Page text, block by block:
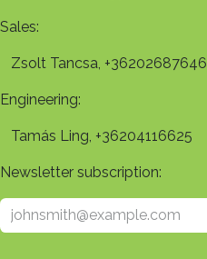
Sales:
Zsolt Tancsa, +36202687646
Engineering:
Tamás Ling, +36204116625
Newsletter subscription: